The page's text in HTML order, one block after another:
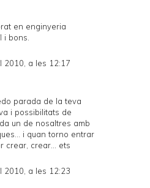
en enginyeria
i bons.
2010, a les 12:17
parada de la teva
i possibilitats de
un de nosaltres amb
i quan torno entrar
crear, crear... ets
2010, a les 12:23